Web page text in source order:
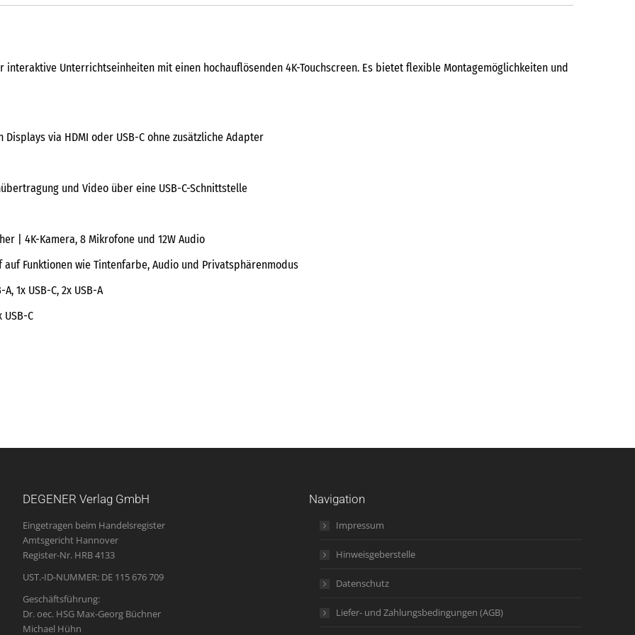
interaktive Unterrichtseinheiten mit einen hochauflösenden 4K-Touchscreen. Es bietet flexible Montagemöglichkeiten und
via HDMI oder USB-C ohne zusätzliche Adapter
und Video über eine USB-C-Schnittstelle
| 4K-Kamera, 8 Mikrofone und 12W Audio
Funktionen wie Tintenfarbe, Audio und Privatsphärenmodus
1x USB-C, 2x USB-A
USB-C
DEGENER Verlag GmbH
Eingetragen beim Handelsregister
Amtsgericht Hannover
Register-Nr. HRB 4133
UST.-ID-NUMMER: DE 115 676 709
Geschäftsführung:
Dr. oec. HSG Max-Georg Büchner
Michael Hühn
Navigation
Impressum
Hinweisgeberstelle
Datenschutz
Liefer- und Zahlungsbedingungen (AGB)